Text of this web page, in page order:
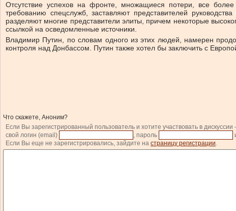
Отсутствие успехов на фронте, множащиеся потери, все
требованию спецслужб, заставляют представителей
разделяют многие представители элиты, причем некоторые
ссылкой на осведомленные источники.
Владимир Путин, по словам одного из этих людей, намерен
контроля над Донбассом. Путин также хотел бы заключить с
Что скажете, Аноним?
Если Вы зарегистрированный пользователь и хотите участвовать в
свой логин (email)
, пароль
Если Вы еще не зарегистрировались, зайдите на страницу регистрации.